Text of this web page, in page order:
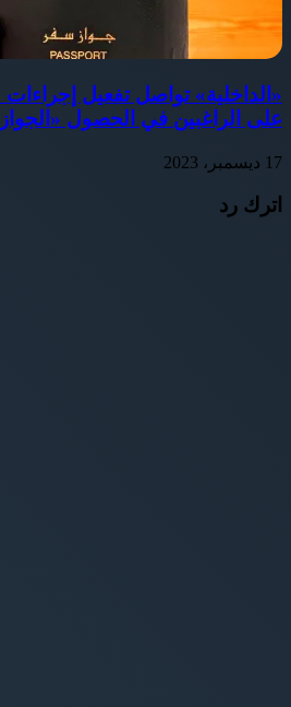
«الداخلية» تواصل تفعيل إجراءات
على الراغبين في الحصول
17 ديسمبر، 2023
اترك رد